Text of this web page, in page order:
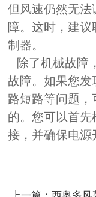
但风速仍然无法
障。这时，建
制器。
除了机械故障
故障。如果您发
路短路等问题
的。您可以首
接，并确保电源